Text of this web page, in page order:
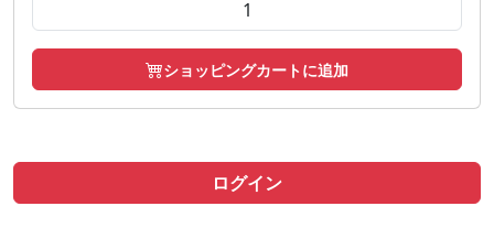
ショッピングカートに追加
ログイン